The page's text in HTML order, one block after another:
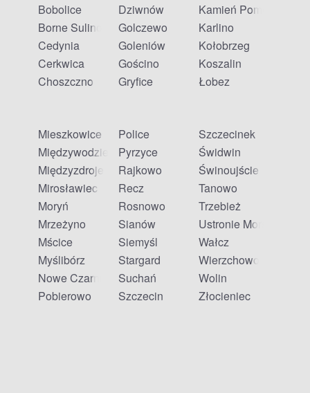
Bobolice
Borne Sulinowo
Cedynia
Cerkwica
Choszczno
Dziwnów
Golczewo
Goleniów
Gościno
Gryfice
Kamień Pomorski
Karlino
Kołobrzeg
Koszalin
Łobez
Mieszkowice
Międzywodzie
Międzyzdroje
Mirosławiec
Moryń
Mrzeżyno
Mścice
Myślibórz
Nowe Czarnowo
Pobierowo
Police
Pyrzyce
Rajkowo
Recz
Rosnowo
Sianów
Siemyśl
Stargard
Suchań
Szczecin
Szczecinek
Świdwin
Świnoujście
Tanowo
Trzebież
Ustronie Morskie
Wałcz
Wierzchowo
Wolin
Złocieniec